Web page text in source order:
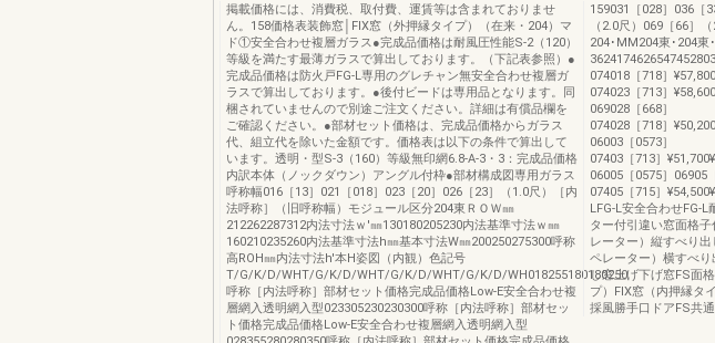
掲載価格には、消費税、取付費、運賃等は含まれておりませ
ん。158価格表装飾窓│FIX窓（外押縁タイプ）（在来・204）マ
ド①安全合わせ複層ガラス●完成品価格は耐風圧性能S-2（120）
等級を満たす最薄ガラスで算出しております。（下記表参照）●
完成品価格は防火戸FG-L専用のグレチャン無安全合わせ複層ガ
ラスで算出しております。●後付ビードは専用品となります。同
梱されていませんので別途ご注文ください。詳細は有償品欄を
ご確認ください。●部材セット価格は、完成品価格からガラス
代、組立代を除いた金額です。価格表は以下の条件で算出して
います。透明・型S-3（160）等級無印網6.8-A-3・3：完成品価格
内訳本体（ノックダウン）アングル付枠●部材構成図専用ガラス
呼称幅016［13］021［018］023［20］026［23］（1.0尺）［内
法呼称］（旧呼称幅）モジュール区分204東ＲＯＷ㎜
212262287312内法寸法ｗ'㎜130180205230内法基準寸法ｗ㎜
160210235260内法基準寸法h㎜基本寸法W㎜200250275300呼称
高ROH㎜内法寸法h'本H姿図（内観）色記号
T/G/K/D/WHT/G/K/D/WHT/G/K/D/WHT/G/K/D/WH018255180180250
呼称［内法呼称］部材セット価格完成品価格Low-E安全合わせ複
層網入透明網入型023305230230300呼称［内法呼称］部材セッ
ト価格完成品価格Low-E安全合わせ複層網入透明網入型
159031［028］036［
（2.0尺）069［66］
204･MM204東･204東
074018［718］
074023［713］
069028［668］
074028［718］
06003［0573］
07403［713］
06005［0575］06905
07405［715］
LFG-L安全合わせFG-
ター付引違い窓面格
レーター）縦すべり
ペレーター）横すべ
し窓上げ下げ窓FS面
プ）FIX窓（内押縁タ
採風勝手口ドアFS共